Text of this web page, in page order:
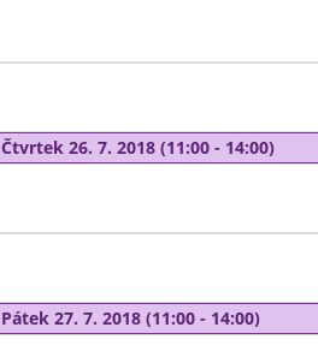
Čtvrtek 26. 7. 2018 (11:00 - 14:00)
Pátek 27. 7. 2018 (11:00 - 14:00)